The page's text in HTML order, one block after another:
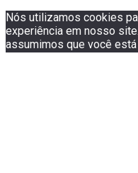
Nós utilizamos cookies
experiência em nosso
assumimos que você